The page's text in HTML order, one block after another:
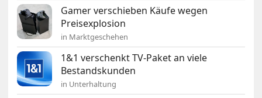
Gamer verschieben Käufe wegen
Preisexplosion
in Marktgeschehen
1&1 verschenkt TV-Paket an viele
Bestandskunden
in Unterhaltung